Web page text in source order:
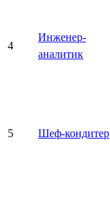
4
Инженер-
аналитик
5 Шеф-кондитер